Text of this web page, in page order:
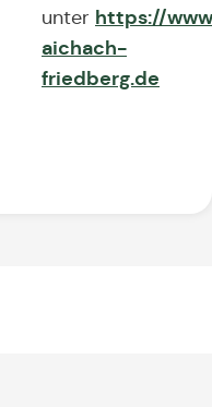
unter https://
aichach-
friedberg.de